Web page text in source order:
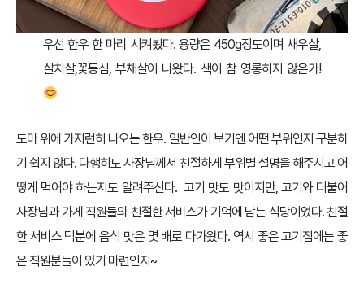
우선 한우 한 마리 시켜봤다. 용량은 450g정도이며 새우살,
살치살,꽃등심, 부채살이 나왔다. 색이 참 영롱하지 않은가!
도마 위에 가지런히 나오는 한우. 일반인이 보기엔 어떤 부위인지 구분하
기 쉽지 않다. 다행히도 사장님께서 친절하게 부위별 설명을 해주시고 어
떻게 먹어야 하는지도 알려주신다. 고기 맛도 맛이지만, 고기와 더불어
사장님과 가게 직원들의 친절한 서비스가 기억에 남는 식당이었다. 친절
한 서비스 덕분에 음식 맛은 몇 배로 다가왔다. 역시 좋은 고기집에는 좋
은 직원분들이 있기 마련인지~